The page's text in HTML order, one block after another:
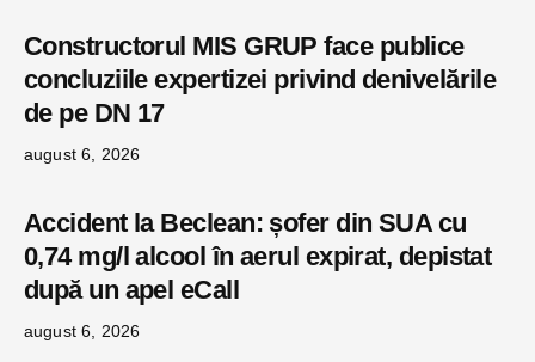
Constructorul MIS GRUP face publice
concluziile expertizei privind denivelările
de pe DN 17
august 6, 2026
Accident la Beclean: șofer din SUA cu
0,74 mg/l alcool în aerul expirat, depistat
după un apel eCall
august 6, 2026